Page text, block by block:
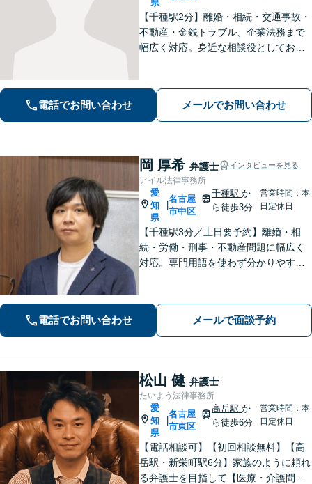
県
【千種駅2分】離婚・相続・交通事故・
不動産・金銭トラブル、企業法務まで
幅広く対応。身近な相談役としてお悩
め、まずは気軽にご相談ください。
【土日祝対応可、夜間対応可】【オン
ライン対応可】
電話でお問い合わせ メールでお問い合わせ
岡 厚希 弁護士 インタビューを見る
アイル法律事務所
愛
知
県
名古屋
市中区
千種駅 か
ら徒歩3分
営業時間：本
日定休日
【千種駅3分／土日要予約】離婚・相
続・労働・刑事・不動産問題に幅広く
対応。専門用語を使わず分かりやすく
最適な解決策まで、期待を超える「必
要十分以上」のサポートをご提供しま
す。
電話でお問い合わせ メールで面談予約
松山 健 弁護士
たいよう法律事務所
愛
知
県
名古屋
市東区
高岳駅 か
ら徒歩6分
営業時間：本
日定休日
【電話相談可】【初回相談無料】【高
岳駅・新栄町駅6分】家族のように頼れ
る弁護士を目指して【医療・介護問